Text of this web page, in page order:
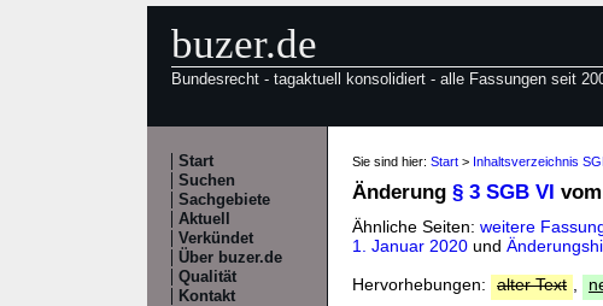
buzer.de
Bundesrecht - tagaktuell konsolidiert - alle Fassungen seit
Start
Suchen
Sachgebiete
Aktuell
Verkündet
Über buzer.de
Qualität
Kontakt
Sie sind hier: Start > Inhaltsverzeichnis
Änderung § 3 SGB VI
Ähnliche Seiten: weitere
1. Januar 2020 und
Hervorhebungen:
alter Text